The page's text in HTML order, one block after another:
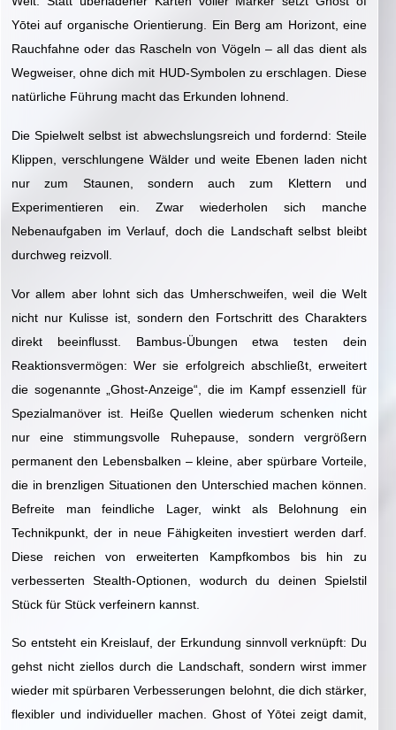
Yōtei auf organische Orientierung. Ein Berg am Horizont, eine
Rauchfahne oder das Rascheln von Vögeln – all das dient als
Wegweiser, ohne dich mit HUD-Symbolen zu erschlagen. Diese
natürliche Führung macht das Erkunden lohnend.
Die Spielwelt selbst ist abwechslungsreich und fordernd: Steile
Klippen, verschlungene Wälder und weite Ebenen laden nicht
nur zum Staunen, sondern auch zum Klettern und
Experimentieren ein. Zwar wiederholen sich manche
Nebenaufgaben im Verlauf, doch die Landschaft selbst bleibt
durchweg reizvoll.
Vor allem aber lohnt sich das Umherschweifen, weil die Welt
nicht nur Kulisse ist, sondern den Fortschritt des Charakters
direkt beeinflusst. Bambus-Übungen etwa testen dein
Reaktionsvermögen: Wer sie erfolgreich abschließt, erweitert
die sogenannte „Ghost-Anzeige“, die im Kampf essenziell für
Spezialmanöver ist. Heiße Quellen wiederum schenken nicht
nur eine stimmungsvolle Ruhepause, sondern vergrößern
permanent den Lebensbalken – kleine, aber spürbare Vorteile,
die in brenzligen Situationen den Unterschied machen können.
Befreite man feindliche Lager, winkt als Belohnung ein
Technikpunkt, der in neue Fähigkeiten investiert werden darf.
Diese reichen von erweiterten Kampfkombos bis hin zu
verbesserten Stealth-Optionen, wodurch du deinen Spielstil
Stück für Stück verfeinern kannst.
So entsteht ein Kreislauf, der Erkundung sinnvoll verknüpft: Du
gehst nicht ziellos durch die Landschaft, sondern wirst immer
wieder mit spürbaren Verbesserungen belohnt, die dich stärker,
flexibler und individueller machen. Ghost of Yōtei zeigt damit,